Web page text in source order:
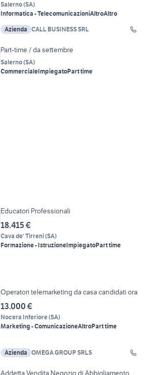
Salerno(SA)
Informatica - TelecomunicazioniAltroAltro
Azienda CALL BUSINESS SRL
Part-time / da settembre
Salerno(SA)
CommercialeImpiegatoPart time
Educatori Professionali
18.415 €
Cava de' Tirreni(SA)
Formazione - IstruzioneImpiegatoPart time
Operatori telemarketing da casa candidati ora
13.000 €
Nocera Inferiore(SA)
Marketing - ComunicazioneAltroPart time
Azienda OMEGA GROUP SRLS
Addetta Vendita Negozio di Abbigliamento